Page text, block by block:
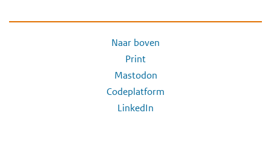
Naar boven
Print
Mastodon
Codeplatform
LinkedIn